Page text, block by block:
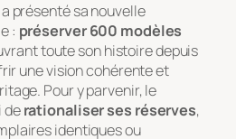
présenté sa nouvelle
: préserver 600 modèles
toute son histoire depuis
une vision cohérente et
Pour y parvenir, le
derationaliser ses réserves,
identiques ou